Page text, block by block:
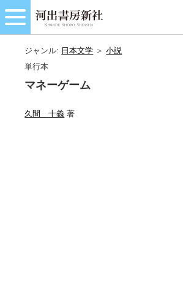
ジャンル: 日本文学 ＞小説
単行本
マネーゲーム
久間 十義 著